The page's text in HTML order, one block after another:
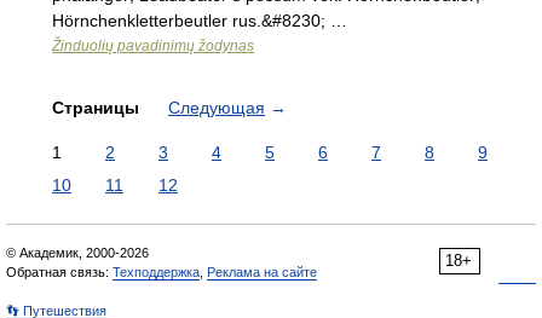
Hörnchenkletterbeutler rus.&#8230; …
Žinduolių pavadinimų žodynas
Страницы Следующая →
1 2 3 4 5 6 7 8
9
10
11 12
18+
© Академик, 2000-2026
Обратная связь: Техподдержка Реклама на сайте
👣 Путешествия